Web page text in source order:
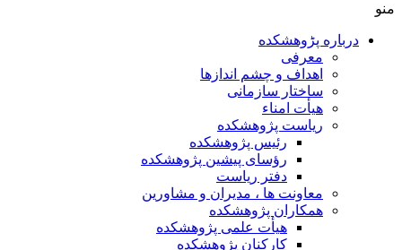
منو
درباره پڑوهشکده
معرفی
اهداف و چشم اندازها
ساختار سازمانی
هیأت امناء
ریاست پژوهشکده
رئیس پژوهشکده
رؤسای پیشین پژوهشکده
دفتر ریاست
معاونت ها ، مدیران و مشاورین
همکاران پژوهشکده
هیأت علمی پژوهشکده
کارکنان پژوهشکده